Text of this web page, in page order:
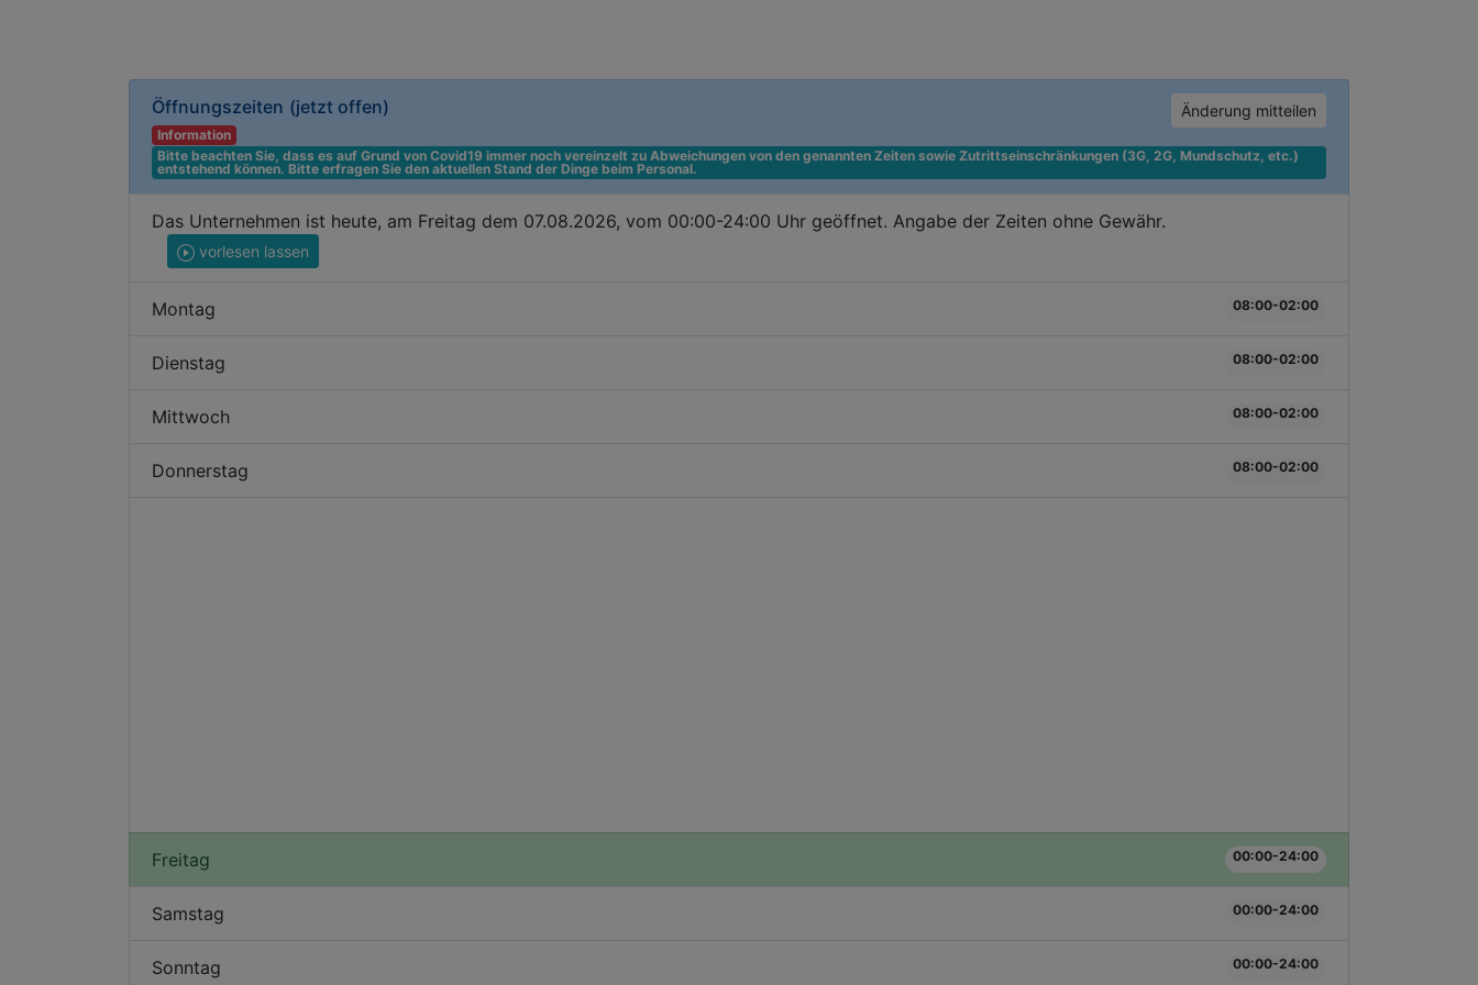
Öffnungszeiten (jetzt offen) Änderung mitteilen
Information
Bitte beachten Sie, dass es auf Grund von Covid19 immer noch vereinzelt zu Abweichungen von den genannten Zeiten sowie Zutrittseinschränkungen (3G, 2G, Mundschutz, etc.)
entstehend können. Bitte erfragen Sie den aktuellen Stand der Dinge beim Personal.
Das Unternehmen ist heute, am Freitag dem 07.08.2026, vom 00:00-24:00 Uhr geöffnet. Angabe der Zeiten ohne Gewähr.
vorlesen lassen
Montag 08:00-02:00
Dienstag 08:00-02:00
Mittwoch 08:00-02:00
Donnerstag 08:00-02:00
Freitag 00:00-24:00
Samstag 00:00-24:00
Sonntag 00:00-24:00